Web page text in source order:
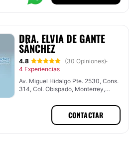
DRA. ELVIA DE GANTE
SÁNCHEZ
4.8 (30 Opiniones)·
4 Experiencias
Av. Miguel Hidalgo Pte. 2530, Cons.
314, Col. Obispado, Monterrey,
CONTACTAR